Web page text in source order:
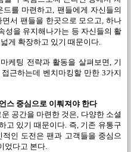
드를 마련하고, 팬들에게 자신들의
서 팬들을 한곳으로 모으고,하나
성을 유지해나가는 등 자신들의 활
게 확장하고 있기 때문이다.
케팅 전략과 활동을 살펴보면, 기
근하는데 벤치마킹할 만한 3가지
스 중심으로 이뤄져야 한다
공간을 마련한 것은, 다양한 소셜
고 있기 때문이다. 즉, 기존 유통구
인 도전은 팬과 고객들을 중심으
었다고 본다.